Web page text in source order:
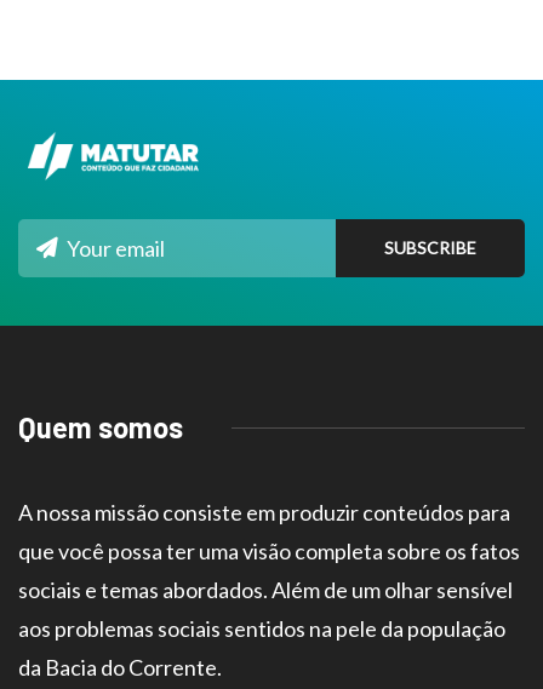
Quem somos
A nossa missão consiste em produzir conteúdos para
que você possa ter uma visão completa sobre os fatos
sociais e temas abordados. Além de um olhar sensível
aos problemas sociais sentidos na pele da população
da Bacia do Corrente.